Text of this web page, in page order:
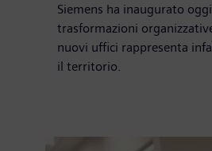
Siemens ha inaugurato
trasformazioni
nuovi uffici rappresenta
il territorio.